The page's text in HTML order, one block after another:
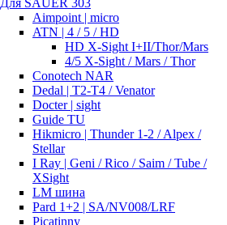
Для SAUER 303
Aimpoint | micro
ATN | 4 / 5 / HD
HD X-Sight I+II/Thor/Mars
4/5 X-Sight / Mars / Thor
Conotech NAR
Dedal | T2-T4 / Venator
Docter | sight
Guide TU
Hikmicro | Thunder 1-2 / Alpex /
Stellar
I Ray | Geni / Rico / Saim / Tube /
XSight
LM шина
Pard 1+2 | SA/NV008/LRF
Picatinny